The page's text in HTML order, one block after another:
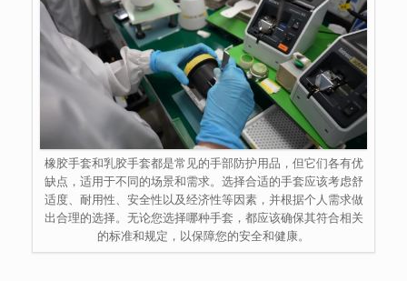
橡胶手套和乳胶手套都是常见的手部防护用品，但它们各有优
缺点，适用于不同的场景和需求。选择合适的手套应该考虑舒
适度、耐用性、安全性以及经济性等因素，并根据个人需求做
出合理的选择。无论您选择哪种手套，都应该确保其符合相关
的标准和规定，以保障您的安全和健康。